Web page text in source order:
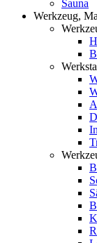
Sauna
Werkzeug,